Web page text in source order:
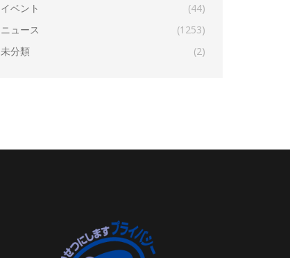
イベント
(44)
ニュース
(1253)
未分類
(2)